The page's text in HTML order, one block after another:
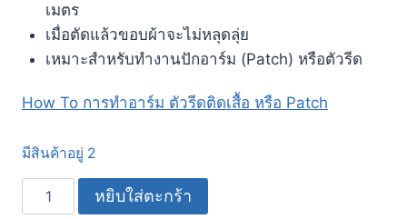
เมตร
เมื่อตัดแล้วขอบผ้าจะไม่หลุดลุ่ย
เหมาะสำหรับทำงานปักอาร์ม (Patch) หรือตัวรีด
How To การทำอาร์ม ตัวรีดติดเสื้อ หรือ Patch
มีสินค้าอยู่ 2
หยิบใส่ตะกร้า